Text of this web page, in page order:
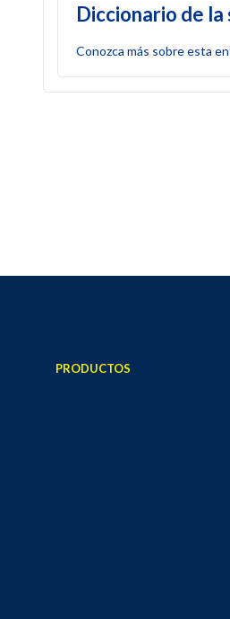
Diccionario de la
Conozca más sobre esta
PRODUCTOS